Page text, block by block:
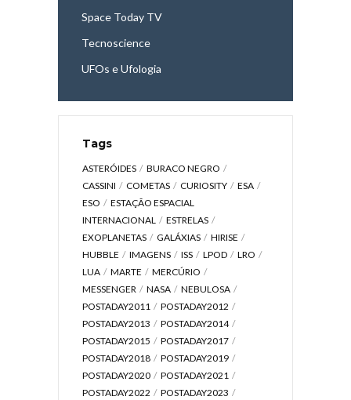
Space Today TV
Tecnoscience
UFOs e Ufologia
Tags
ASTERÓIDES
BURACO NEGRO
CASSINI
COMETAS CURIOSITY
ESA
ESO
ESTAÇÃO ESPACIAL
INTERNACIONAL
ESTRELAS
EXOPLANETAS
GALÁXIAS
HIRISE
HUBBLE
IMAGENS ISS LPOD
LRO
LUA
MARTE
MERCÚRIO
MESSENGER
NASA
NEBULOSA
POSTADAY2011
POSTADAY2012
POSTADAY2013
POSTADAY2014
POSTADAY2015
POSTADAY2017
POSTADAY2018
POSTADAY2019
POSTADAY2020
POSTADAY2021
POSTADAY2022
POSTADAY2023